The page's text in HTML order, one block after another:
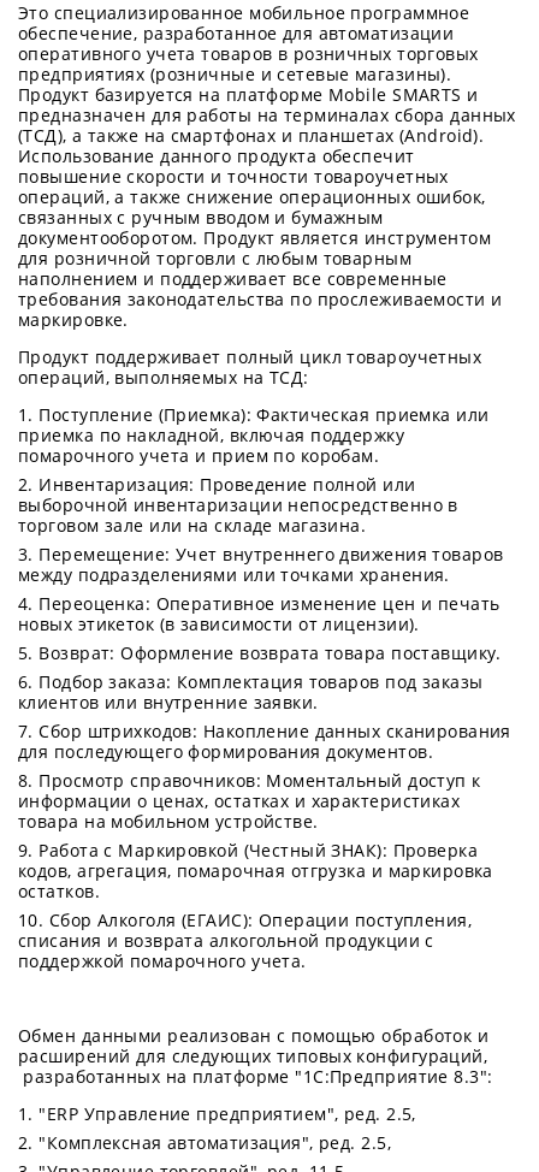
Это специализированное мобильное программное
обеспечение, разработанное для автоматизации
оперативного учета товаров в розничных торговых
предприятиях (розничные и сетевые магазины).
Продукт базируется на платформе Mobile SMARTS и
предназначен для работы на терминалах сбора данных
(ТСД), а также на смартфонах и планшетах (Android).
Использование данного продукта обеспечит
повышение скорости и точности товароучетных
операций, а также снижение операционных ошибок,
связанных с ручным вводом и бумажным
документооборотом. Продукт является инструментом
для розничной торговли с любым товарным
наполнением и поддерживает все современные
требования законодательства по прослеживаемости и
маркировке.
Продукт поддерживает полный цикл товароучетных
операций, выполняемых на ТСД:
Поступление (Приемка): Фактическая приемка или
приемка по накладной, включая поддержку
помарочного учета и прием по коробам.
Инвентаризация: Проведение полной или
выборочной инвентаризации непосредственно в
торговом зале или на складе магазина.
Перемещение: Учет внутреннего движения товаров
между подразделениями или точками хранения.
Переоценка: Оперативное изменение цен и печать
новых этикеток (в зависимости от лицензии).
Возврат: Оформление возврата товара поставщику.
Подбор заказа: Комплектация товаров под заказы
клиентов или внутренние заявки.
Сбор штрихкодов: Накопление данных сканирования
для последующего формирования документов.
Просмотр справочников: Моментальный доступ к
информации о ценах, остатках и характеристиках
товара на мобильном устройстве.
Работа с Маркировкой (Честный ЗНАК): Проверка
кодов, агрегация, помарочная отгрузка и маркировка
остатков.
Сбор Алкоголя (ЕГАИС): Операции поступления,
списания и возврата алкогольной продукции с
поддержкой помарочного учета.
Обмен данными реализован с помощью обработок и
расширений для следующих типовых конфигураций,
разработанных на платформе "1С:Предприятие 8.3":
"ERP Управление предприятием", ред. 2.5,
"Комплексная автоматизация", ред. 2.5,